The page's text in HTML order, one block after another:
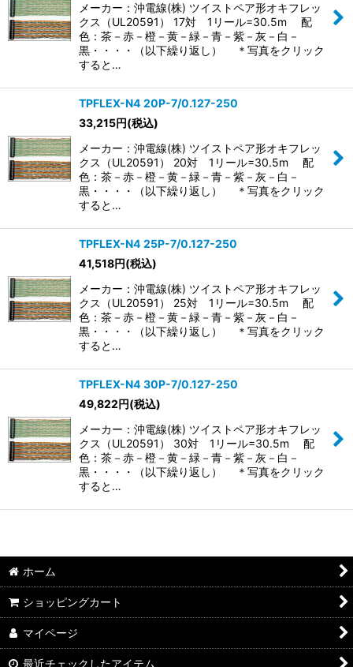
メーカー：沖電線(株) ツイストペア形オキフレッ
クス（UL20591） 17対 1リール=30.5m 配
色：茶－赤－橙－黄－緑－青－紫－灰－白－
黒・・・・（以下繰り返し） ＊写真をクリック
すると…
TPFLEX-N4 20P-7/0.127-250
33,215円(税込)
メーカー：沖電線(株) ツイストペア形オキフレッ
クス（UL20591） 20対 1リール=30.5m 配
色：茶－赤－橙－黄－緑－青－紫－灰－白－
黒・・・・（以下繰り返し） ＊写真をクリック
すると…
TPFLEX-N4 25P-7/0.127-250
41,518円(税込)
メーカー：沖電線(株) ツイストペア形オキフレッ
クス（UL20591） 25対 1リール=30.5m 配
色：茶－赤－橙－黄－緑－青－紫－灰－白－
黒・・・・（以下繰り返し） ＊写真をクリック
すると…
TPFLEX-N4 30P-7/0.127-250
49,822円(税込)
メーカー：沖電線(株) ツイストペア形オキフレッ
クス（UL20591） 30対 1リール=30.5m 配
色：茶－赤－橙－黄－緑－青－紫－灰－白－
黒・・・・（以下繰り返し） ＊写真をクリック
すると…
ホーム
ショッピングカート
マイページ
最近チェックしたアイテム